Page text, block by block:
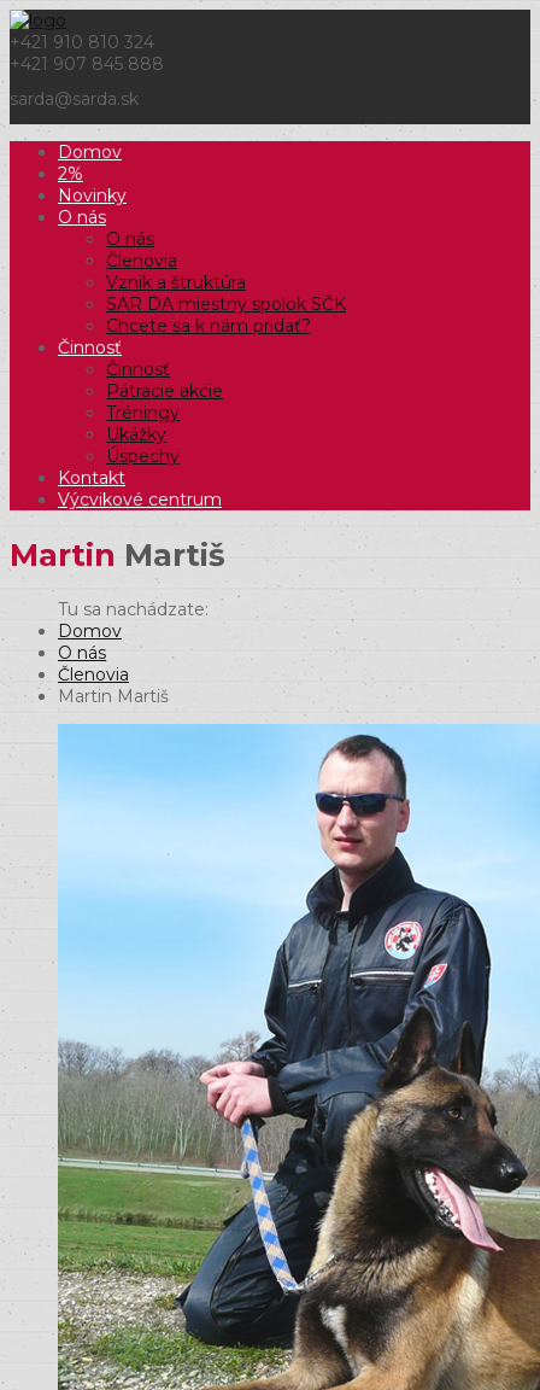
+421 910 810 324
+421 907 845 888
sarda@sarda.sk
Domov
2%
Novinky
O nás
O nás
Členovia
Vznik a štruktúra
SAR DA miestny spolok SČK
Chcete sa k nám pridať?
Činnosť
Činnosť
Pátracie akcie
Tréningy
Ukážky
Úspechy
Kontakt
Výcvikové centrum
Martin Martiš
Domov
O nás
Členovia
Martin Martiš